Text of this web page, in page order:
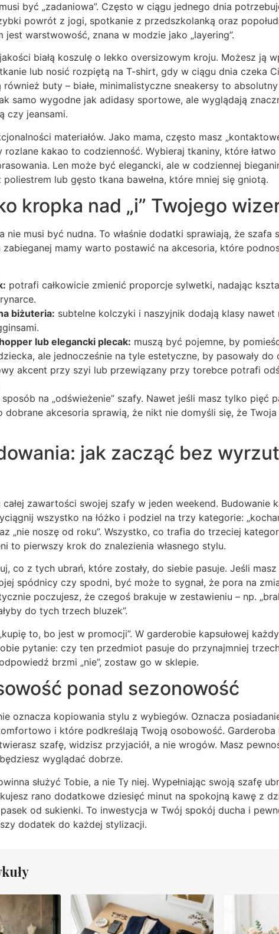
być „zadaniowa”. Często w ciągu jednego dnia
powrót z jogi, spotkanie z przedszkolanką oraz
jest warstwowość, znana w modzie jako „layering”.
białą koszulę o lekko oversizowym kroju. Możesz ją
lub nosić rozpiętą na T-shirt, gdy w ciągu dnia czeka
również buty – białe, minimalistyczne sneakersy to
samo wygodne jak adidasy sportowe, ale wyglądają
czy jeansami.
materiałów. Jako mama, często masz
kakao to codzienność. Wybieraj tkaniny, które
Len może być elegancki, ale w codziennej
lub gęsto tkana bawełna, które mniej się gniotą.
kropka nad „i” Twojego
nie musi być nudna. To właśnie dodatki sprawiają, że szafa
zabieganej mamy warto postawić na akcesoria, które
potrafi całkowicie zmienić proporcje sylwetki, nadając
biżuteria: subtelne kolczyki i naszyjnik dodają klasy nawet
lub elegancki plecak: muszą być pojemne, by
ale jednocześnie na tyle estetyczne, by pasowały do
akcent przy szyi lub przewiązany przy torebce potrafi
na „odświeżenie” szafy. Nawet jeśli masz tylko pięć
dobrane akcesoria sprawią, że nikt nie domyśli się, że
jak zacząć bez
zawartości swojej szafy w jeden weekend. Budowanie
wszystko na łóżko i podziel na trzy kategorie:
„nie noszę od roku”. Wszystko, co trafia do trzeciej
to pierwszy krok do znalezienia własnego stylu.
co z tych ubrań, które zostały, do siebie pasuje. Jeśli
spódnicy czy spodni, być może to sygnał, że pora na
poczujesz, że czegoś brakuje w zestawieniu – np.
do tych trzech bluzek”.
to, bo jest w promocji”. W garderobie kapsułowej
pytanie: czy ten przedmiot pasuje do przynajmniej
brzmi „nie”, zostaw go w sklepie.
ponad sezonowość
oznacza kopiowania stylu z wybiegów. Oznacza
i które podkreślają Twoją osobowość. Garderoba
szafę, widzisz przyjaciół, a nie wrogów. Masz
wyglądać dobrze.
służyć Tobie, a nie Ty niej. Wypełniając swoją szafę
rano dodatkowe dziesięć minut na spokojną kawę z
od sukienki. To inwestycja w Twój spokój ducha i
dodatek do każdej stylizacji.